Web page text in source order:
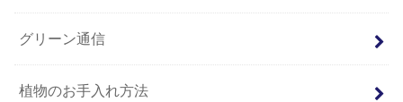
グリーン通信
植物のお手入れ方法